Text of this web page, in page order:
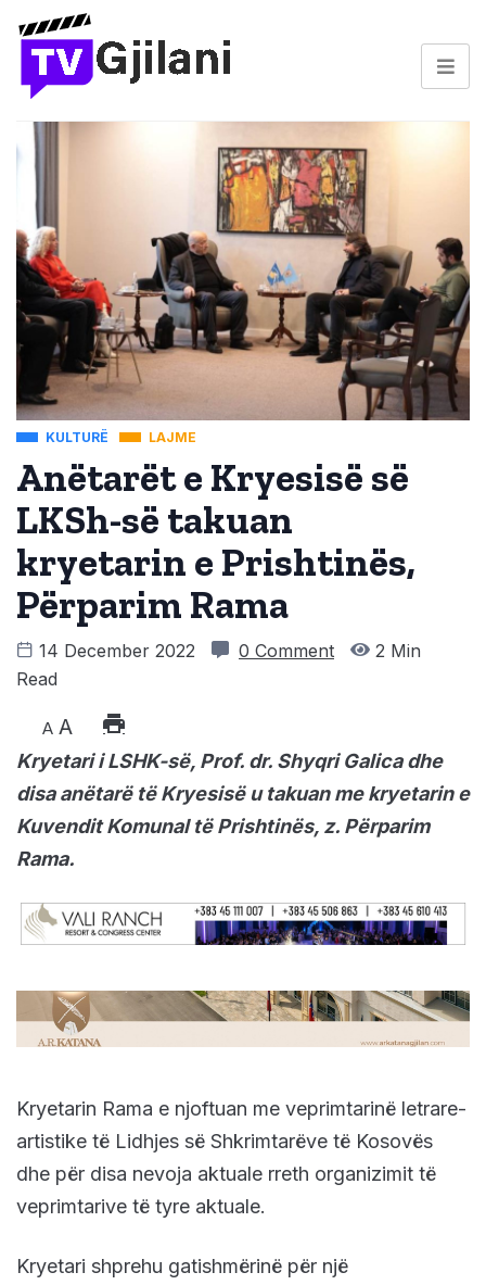
KULTURË LAJME
Anëtarët e Kryesisë së
LKSh-së takuan
kryetarin e Prishtinës,
Përparim Rama
14 December 2022 0 Comment
2 Min
Read
A A
Kryetari i LSHK-së, Prof. dr. Shyqri Galica dhe
disa anëtarë të Kryesisë u takuan me kryetarin e
Kuvendit Komunal të Prishtinës, z. Përparim
Rama.
Kryetarin Rama e njoftuan me veprimtarinë letrare-
artistike të Lidhjes së Shkrimtarëve të Kosovës
dhe për disa nevoja aktuale rreth organizimit të
veprimtarive të tyre aktuale.
Kryetari shprehu gatishmërinë për një